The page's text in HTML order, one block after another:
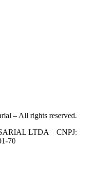
– All rights reserved.
LTDA – CNPJ:
70